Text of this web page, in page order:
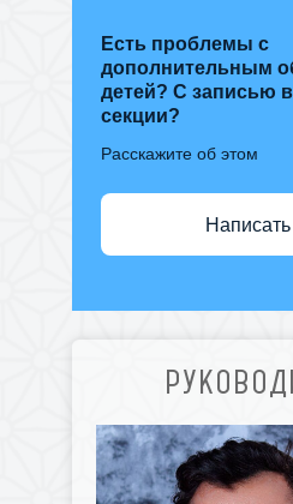
Есть проблемы с
дополнительным
детей? С записью
секции?
Расскажите об этом
Написать